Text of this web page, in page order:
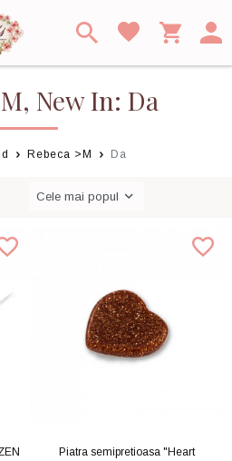
New In: Da
Rebeca >M Da
Piatra semipretioasa "Heart